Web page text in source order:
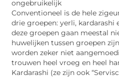
ongebruikelijk
Conventioneel is de hele
drie groepen: yerli, kardarashi
deze groepen gaan meestal
huwelijken tussen groepen
worden zeker niet
trouwen heel vroeg en heel
Kardarashi (ze zijn ook